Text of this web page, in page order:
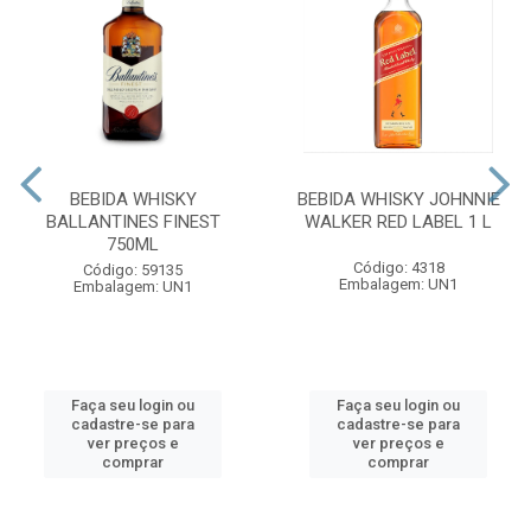
BEBIDA WHISKY
BALLANTINES FINEST
750ML
Código: 59135
Embalagem: UN1
Faça seu login ou
cadastre-se para
ver preços e
comprar
BEBIDA WHISKY JOHNNIE
WALKER RED LABEL 1 L
Código: 4318
Embalagem: UN1
Faça seu login ou
cadastre-se para
ver preços e
comprar